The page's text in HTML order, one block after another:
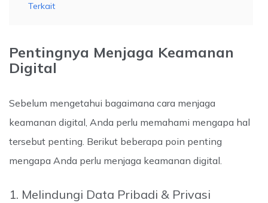
Terkait
Pentingnya Menjaga Keamanan
Digital
Sebelum mengetahui bagaimana cara menjaga
keamanan digital, Anda perlu memahami mengapa hal
tersebut penting. Berikut beberapa poin penting
mengapa Anda perlu menjaga keamanan digital.
1. Melindungi Data Pribadi & Privasi